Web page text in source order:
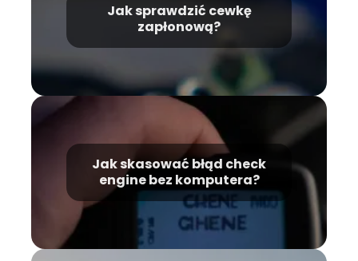
Jak sprawdzić cewkę
zapłonową?
Jak skasować błąd check
engine bez komputera?